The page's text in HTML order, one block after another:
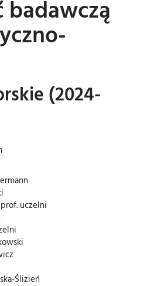
badawczą
(2024-
uczelni
Ślizień